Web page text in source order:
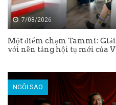
7/08/2026
Một điểm chạm Tammi:
với nền tảng hội tụ mới của
NGÔI SAO